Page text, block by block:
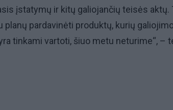
įstatymų ir kitų galiojančių teisės aktų.
planų pardavinėti produktų, kurių
tinkami vartoti, šiuo metu neturime“, –